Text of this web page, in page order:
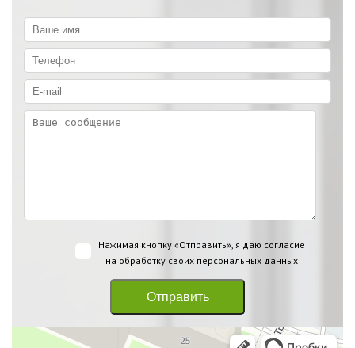
Нажимая кнопку «Отправить», я даю согласие
на обработку своих персональных данных
Отправить